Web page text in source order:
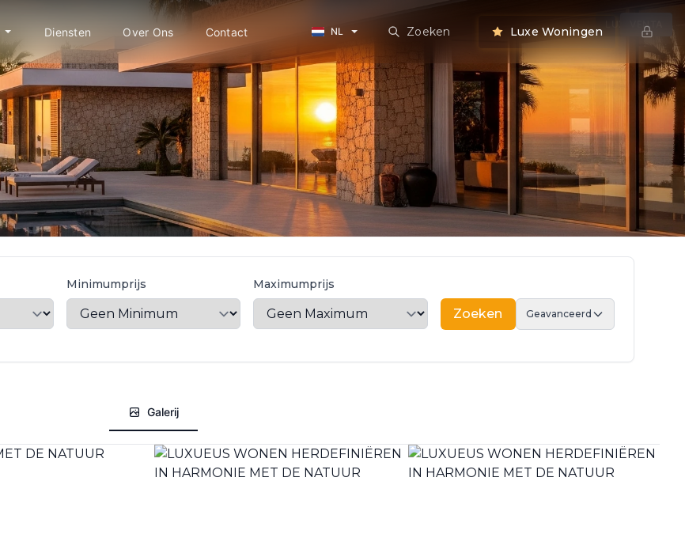
Diensten Over Ons Contact NL Zoeken Luxe Woningen
Minimumprijs Maximumprijs
Zoeken Geavanceerd
Galerij
LUXE VILLA
VENTA